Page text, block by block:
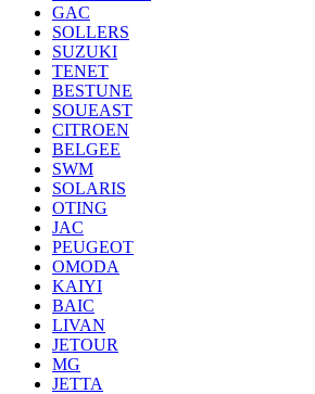
GAC
SOLLERS
SUZUKI
TENET
BESTUNE
SOUEAST
CITROEN
BELGEE
SWM
SOLARIS
OTING
JAC
PEUGEOT
OMODA
KAIYI
BAIC
LIVAN
JETOUR
MG
JETTA